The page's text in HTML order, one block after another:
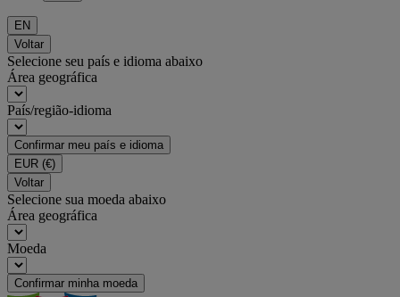
EN
Voltar
Selecione seu país e idioma abaixo
Área geográfica
País/região-idioma
Confirmar meu país e idioma
EUR (€)
Voltar
Selecione sua moeda abaixo
Área geográfica
Moeda
Confirmar minha moeda